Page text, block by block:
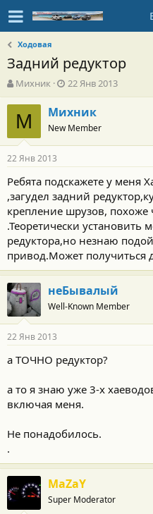
Ходовая
Задний редуктор
А
в
т
о
т
е
м
ы
Михник
Д
а
т
а
н
а
а
л
а
22 Янв 2013
М Михник
New Member
22 Янв 2013
Ребята подскажете у меня
,загудел задний
крепление шрузов, похоже
.Теоретически
редуктора,но незнаю
привод.Может получиться
неБывалый
Well-Known Member
22 Янв 2013
а ТОЧНО редуктор?
а то я знаю уже 3-х
включая меня.
Не понадобилось.
.
MaZaY
Super Moderator